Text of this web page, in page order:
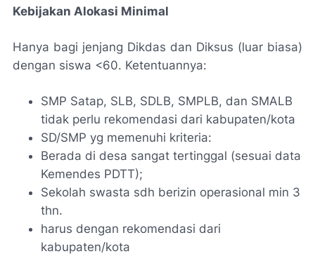
Kebijakan Alokasi Minimal
Hanya bagi jenjang Dikdas dan Diksus (luar biasa)
dengan siswa <60. Ketentuannya:
SMP Satap, SLB, SDLB, SMPLB, dan SMALB
tidak perlu rekomendasi dari kabupaten/kota
SD/SMP yg memenuhi kriteria:
Berada di desa sangat tertinggal (sesuai data
Kemendes PDTT);
Sekolah swasta sdh berizin operasional min 3
thn.
harus dengan rekomendasi dari
kabupaten/kota